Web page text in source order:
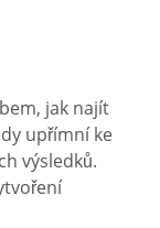
jak najít
upřímní ke
výsledků.